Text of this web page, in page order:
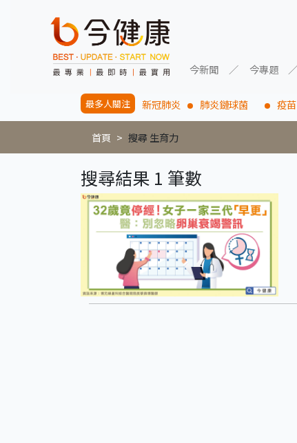
今新聞 今專題
最多人關注 新冠肺炎 肺炎鏈球菌 疫苗
首頁 搜尋 生育力
搜尋結果 1 筆數